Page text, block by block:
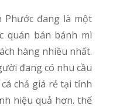
quán bán bánh mì
hàng nhiều nhất.
đang có nhu cầu
chả giá rẻ tại tỉnh
hiệu quả hơn. thế